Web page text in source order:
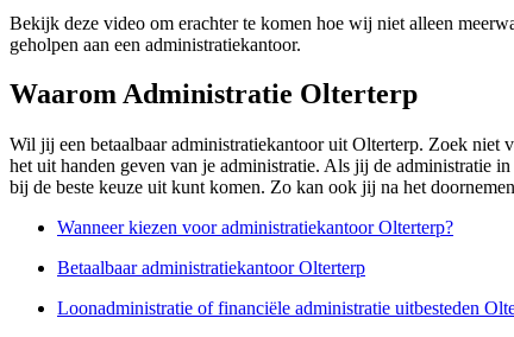
Bekijk deze video om erachter te komen hoe wij niet alleen
geholpen aan een administratiekantoor.
Waarom Administratie Olterterp
Wil jij een betaalbaar administratiekantoor uit Olterterp. Zoek niet
het uit handen geven van je administratie. Als jij de administratie
bij de beste keuze uit kunt komen. Zo kan ook jij na het
Wanneer kiezen voor administratiekantoor Olterterp?
Betaalbaar administratiekantoor Olterterp
Loonadministratie of financiële administratie uitbesteden